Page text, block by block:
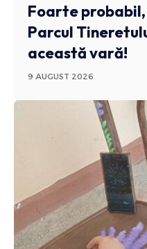
Foarte
Parcul
această vară!
9 AUGUST 2026